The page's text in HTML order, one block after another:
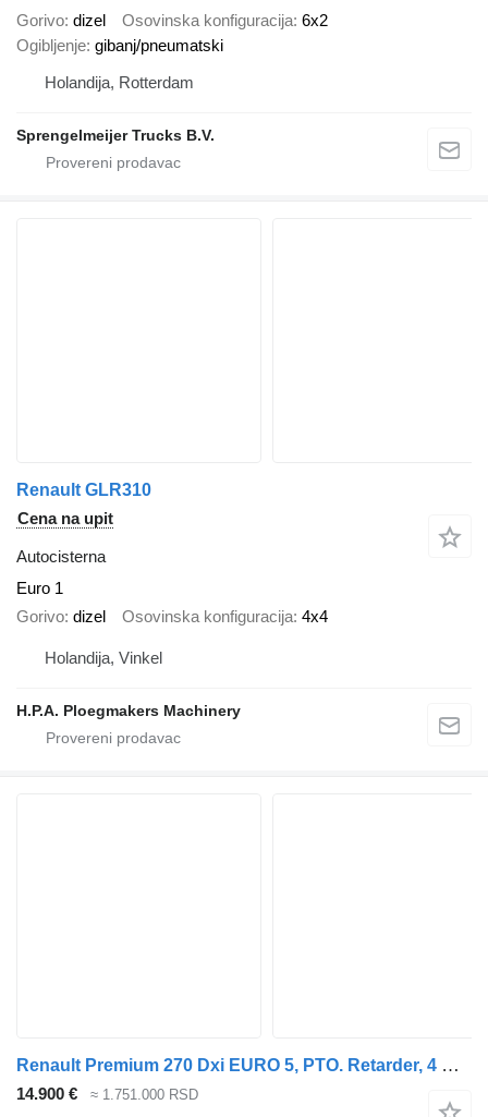
Gorivo dizel Osovinska konfiguracija 6x2
Ogibljenje gibanj/pneumatski
Holandija, Rotterdam
Sprengelmeijer Trucks B.V.
Renault GLR310
Cena na upit
Autocisterna
Euro 1
Gorivo dizel Osovinska konfiguracija 4x4
Holandija, Vinkel
H.P.A. Ploegmakers Machinery
Renault Premium 270 Dxi EURO 5, PTO. Retarder, 4 Comp, 13.390 Liter
14.900 € ≈ 1.751.000 RSD